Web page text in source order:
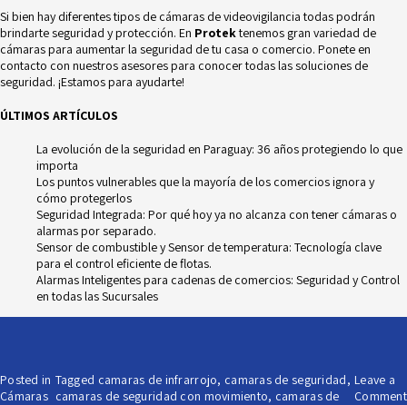
Si bien hay diferentes tipos de cámaras de videovigilancia todas podrán
brindarte seguridad y protección. En Protektenemos gran variedad de
cámaraspara aumentar la seguridad de tu casa o comercio. Ponete en
contacto con nuestros asesores para conocer todas las soluciones de
seguridad. ¡Estamos para ayudarte!
ÚLTIMOS ARTÍCULOS
La evolución de la seguridad en Paraguay: 36 años protegiendo lo que
importa
Los puntos vulnerables que la mayoría de los comercios ignora y
cómo protegerlos
Seguridad Integrada: Por qué hoy ya no alcanza con tener cámaras o
alarmas por separado.
Sensor de combustible y Sensor de temperatura: Tecnología clave
para el control eficiente de flotas.
Alarmas Inteligentes para cadenas de comercios: Seguridad y Control
en todas las Sucursales
Posted in
Cámaras
Tagged camaras de infrarrojo, camaras de seguridad,
camaras de seguridad con movimiento, camaras de
Leave a
Comment